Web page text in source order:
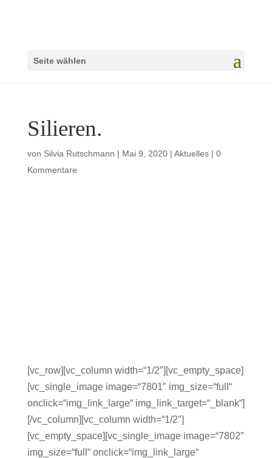
Seite wählen
Silieren.
von Silvia Rutschmann | Mai 9, 2020| Aktuelles| 0
Kommentare
[vc_row][vc_column width=“1/2″][vc_empty_space]
[vc_single_image image=“7801″ img_size=“full“
onclick=“img_link_large“ img_link_target=“_blank“]
[/vc_column][vc_column width=“1/2″]
[vc_empty_space][vc_single_image image=“7802″
img_size=“full“ onclick=“img_link_large“